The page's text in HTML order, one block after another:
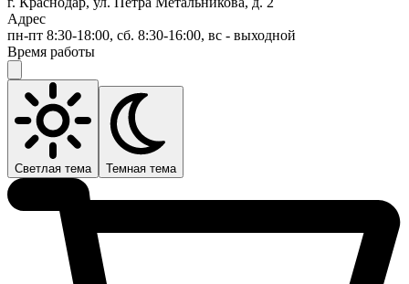
Адрес
пн-пт 8:30-18:00, сб. 8:30-16:00, вс - выходной
Время работы
Светлая тема Темная тема